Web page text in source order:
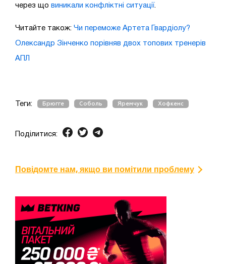
через що виникали конфліктні ситуації.
Читайте також: Чи переможе Артета Гвардіолу?
Олександр Зінченко порівняв двох топових тренерів
АПЛ
Теги: Брюгге Соболь Яремчук Хофкенс
Поділитися:
Повідомте нам, якщо ви помітили проблему